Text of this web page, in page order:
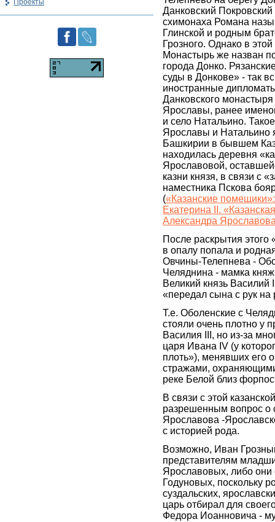
Данковский
схимонаха Романа
Глинской и родным
Грозного. Однако в
Монастырь же назван
города Донко.
суды в Донкове» - так
иностранные
Данковского
Ярославы, ранее
и село Натальино.
Ярославы и Натальино
Башкирии в бывшем
находилась деревня
Ярославовой,
казни князя, в связи с
наместника Пскова
(«Казанские
Екатерина II.
Александра
После раскрытия этого
в опалу попала и
Овчины-Телепнева -
Челяднина - мамка
Великий князь Василий
«передал сына с рук на
Т.е. Оболенские с
стояли очень плотно у
Василия III, но из-за
царя Ивана IV (у
плоть»), менявших его
стражами,
реке Белой близ
В связи с этой
разрешенным вопрос о
Ярославова -
с историей рода.
Возможно, Иван
представителям
Ярославовых, либо они
Годуновых, поскольку
суздальских,
царь отбирал для
Федора Иоанновича -